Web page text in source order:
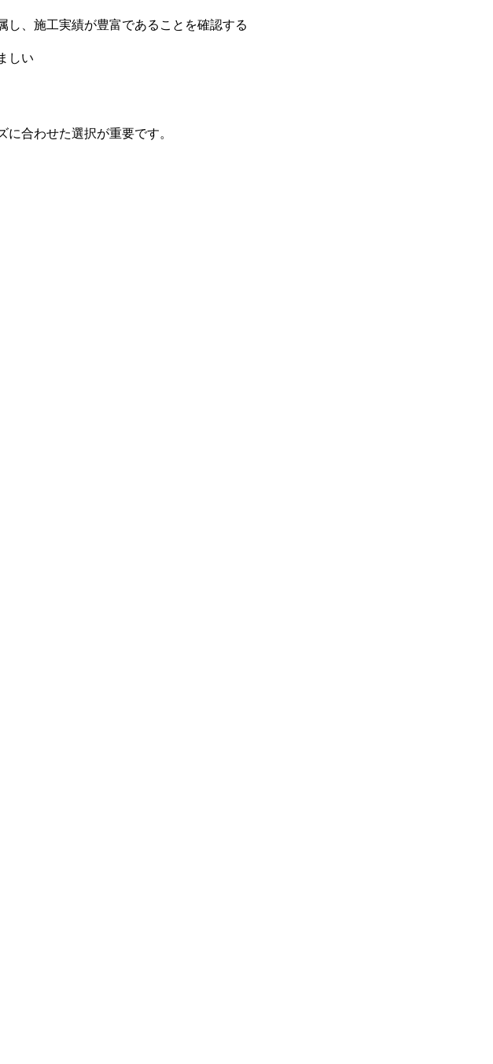
、施工実績が豊富であることを確認する
しい
合わせた選択が重要です。